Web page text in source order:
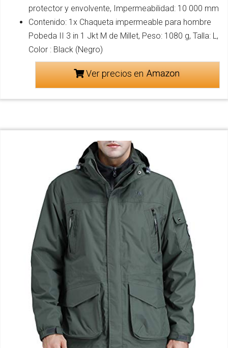
protector y envolvente, Impermeabilidad: 10 000 mm
Contenido: 1x Chaqueta impermeable para hombre
Pobeda II 3 in 1 Jkt M de Millet, Peso: 1080 g, Talla: L,
Color : Black (Negro)
Ver precios en